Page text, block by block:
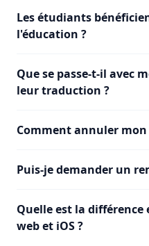
Les étudiants
l'éducation ?
Que se passe-t-il avec
leur traduction ?
Comment annuler
Puis-je demander un
Quelle est la
web et iOS ?